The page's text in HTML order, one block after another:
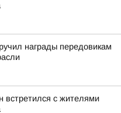
награды передовикам
встретился с жителями